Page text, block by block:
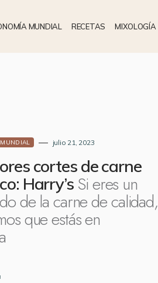
MUNDIAL RECETAS MIXOLOGÍA
julio 21, 2023
cortes de carne
Harry’s Si eres un
de la carne de calidad,
que estás en